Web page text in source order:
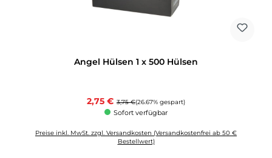
Angel Hülsen 1 x 500 Hülsen
Verkaufspreis:
2,75 € Regulärer Preis:
3,75 €(26.67% gespart)
Sofort verfügbar
Preise inkl. MwSt. zzgl. Versandkosten (Versandkostenfrei ab 50 €
Bestellwert)